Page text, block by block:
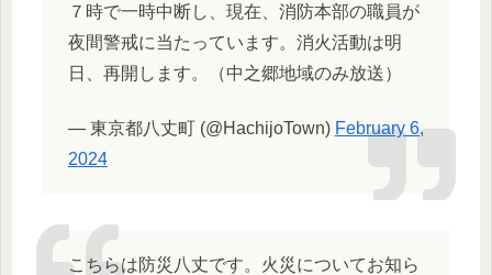
７時で一時中断し、現在、消防本部の職員が
夜間警戒に当たっています。消火活動は明
日、再開します。（中之郷地域のみ放送）
— 東京都八丈町 (@HachijoTown) February 6,
2024
こちらは防災八丈です。火災についてお知ら